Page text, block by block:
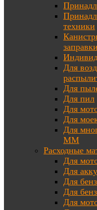
техники
заправки
Для
Для
Для пил
Для
Для
Для
MM
Расходные
Для
Для
Для
Для
Для